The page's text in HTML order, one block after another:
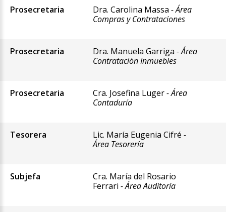
Prosecretaria Dra. Carolina Massa - Área
Compras y Contrataciones
Prosecretaria Dra. Manuela Garriga - Área
Contrataciòn Inmuebles
Prosecretaria Cra. Josefina Luger- Área
Contaduría
Tesorera Lic. María Eugenia Cifré -
Área Tesorería
Subjefa
Cra. María del Rosario
Ferrari - Área Auditoría